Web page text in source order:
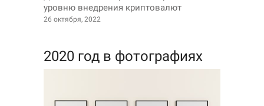
уровню внедрения криптовалют
26 октября, 2022
2020 год в фотографиях